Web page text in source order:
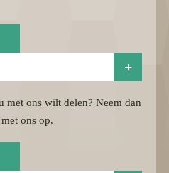
+
met ons wilt delen? Neem dan
ons op.